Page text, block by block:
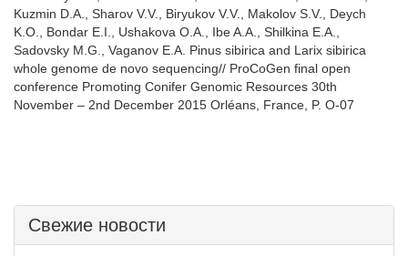
Kuzmin D.A., Sharov V.V., Biryukov V.V., Makolov S.V., Deych
K.O., Bondar E.I., Ushakova O.A., Ibe A.A., Shilkina E.A.,
Sadovsky M.G., Vaganov E.A. Pinus sibirica and Larix sibirica
whole genome de novo sequencing// ProCoGen final open
conference Promoting Conifer Genomic Resources 30th
November – 2nd December 2015 Orléans, France, P. O-07
Свежие новости